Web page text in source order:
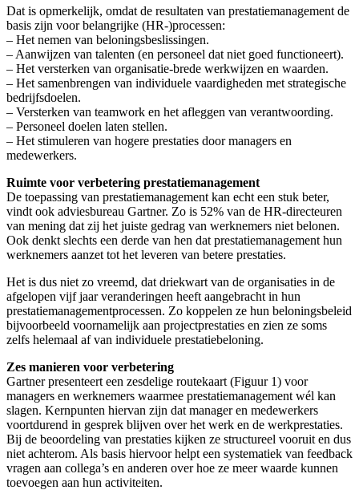
Dat is opmerkelijk, omdat de resultaten van prestatiemanagement de
basis zijn voor belangrijke (HR-)processen:
– Het nemen van beloningsbeslissingen.
– Aanwijzen van talenten (en personeel dat niet goed functioneert).
– Het versterken van organisatie-brede werkwijzen en waarden.
– Het samenbrengen van individuele vaardigheden met strategische
bedrijfsdoelen.
– Versterken van teamwork en het afleggen van verantwoording.
– Personeel doelen laten stellen.
– Het stimuleren van hogere prestaties door managers en
medewerkers.
Ruimte voor verbetering prestatiemanagement
De toepassing van prestatiemanagement kan echt een stuk beter,
vindt ook adviesbureau Gartner. Zo is 52% van de HR-directeuren
van mening dat zij het juiste gedrag van werknemers niet belonen.
Ook denkt slechts een derde van hen dat prestatiemanagement hun
werknemers aanzet tot het leveren van betere prestaties.
Het is dus niet zo vreemd, dat driekwart van de organisaties in de
afgelopen vijf jaar veranderingen heeft aangebracht in hun
prestatiemanagementprocessen. Zo koppelen ze hun beloningsbeleid
bijvoorbeeld voornamelijk aan projectprestaties en zien ze soms
zelfs helemaal af van individuele prestatiebeloning.
Zes manieren voor verbetering
Gartner presenteert een zesdelige routekaart (Figuur 1) voor
managers en werknemers waarmee prestatiemanagement wél kan
slagen. Kernpunten hiervan zijn dat manager en medewerkers
voortdurend in gesprek blijven over het werk en de werkprestaties.
Bij de beoordeling van prestaties kijken ze structureel vooruit en dus
niet achterom. Als basis hiervoor helpt een systematiek van feedback
vragen aan collega’s en anderen over hoe ze meer waarde kunnen
toevoegen aan hun activiteiten.